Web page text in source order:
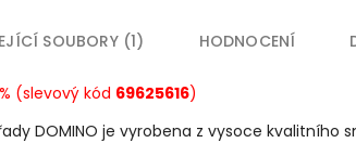
SOUBORY (1) HODNOCENÍ
(slevový kód 69625616)
DOMINO je vyrobena z vysoce